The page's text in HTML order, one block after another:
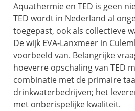
Aquathermie en TED is geen
TED wordt in Nederland al
toegepast, ook als collectieve
De wijk EVA-Lanxmeer in
voorbeeld van. Belangrijke
hoeverre opschaling van TED
combinatie met de primaire
drinkwaterbedrijven; het
met onberispelijke kwaliteit.